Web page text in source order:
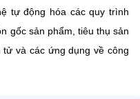
tự động hóa các quy trình
gốc sản phẩm, tiêu thụ sản
và các ứng dụng về công